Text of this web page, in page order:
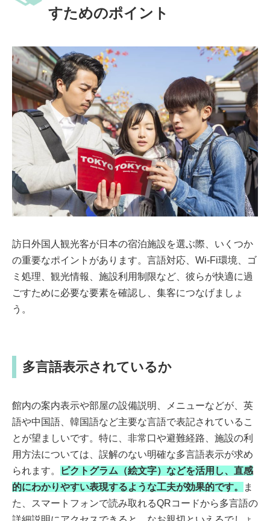
すためのポイント
訪日外国人観光客が日本の宿泊施設を選ぶ際、いくつか
の重要なポイントがあります。言語対応、Wi-Fi環境、ゴ
ミ処理、観光情報、施設利用制限など、彼らが快適に過
ごすために必要な要素を確認し、集客につなげましょ
う。
多言語表示されているか
館内の案内表示や部屋の設備説明、メニューなどが、英
語や中国語、韓国語など主要な言語で表記されているこ
とが望ましいです。特に、非常口や避難経路、施設の利
用方法については、誤解のない明確な多言語表示が求め
られます。
ピクトグラム（絵文字）などを活用し、直感
的にわかりやすい表現するような工夫が効果的です。
ま
た、スマートフォンで読み取れるQRコードから多言語の